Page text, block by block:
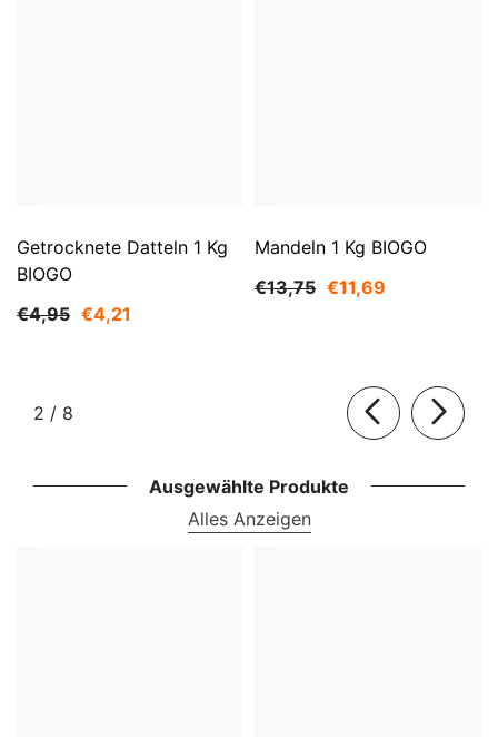
Getrocknete Datteln 1 Kg
BIOGO
€4,95 €4,21
Mandeln 1 Kg BIOGO
€13,75 €11,69
2 / von
8
Ausgewählte Produkte
Alles Anzeigen